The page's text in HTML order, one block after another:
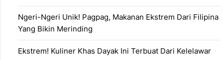
Ngeri-Ngeri Unik! Pagpag, Makanan Ekstrem Dari Filipina
Yang Bikin Merinding
Ekstrem! Kuliner Khas Dayak Ini Terbuat Dari Kelelawar